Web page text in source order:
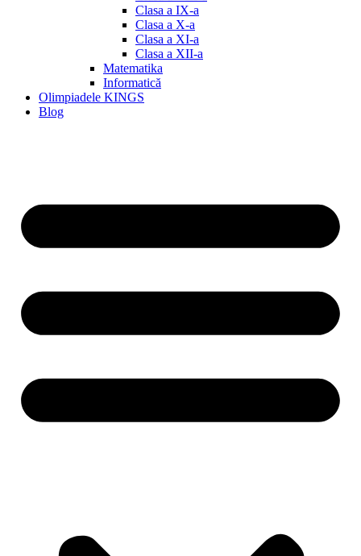
Clasa a IX-a
Clasa a X-a
Clasa a XI-a
Clasa a XII-a
Matematika
Informatică
Olimpiadele KINGS
Blog